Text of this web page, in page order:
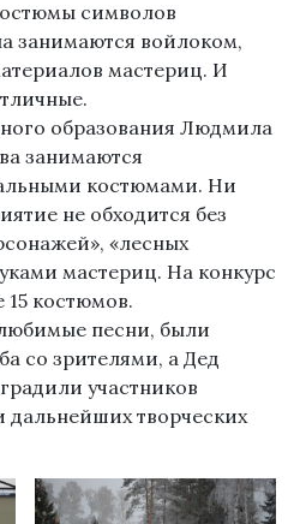
символов
занимаются войлоком,
мастериц. И
образования Людмила
занимаются
костюмами. Ни
не обходится без
«лесных
мастериц. На конкурс
15 костюмов.
песни, были
со зрителями, а Дед
участников
творческих